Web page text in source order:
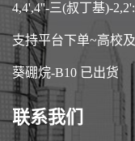
4,4',4''-三(叔丁基)-
支持平台下单~高校
葵硼烷-B10 已出货
联系我们